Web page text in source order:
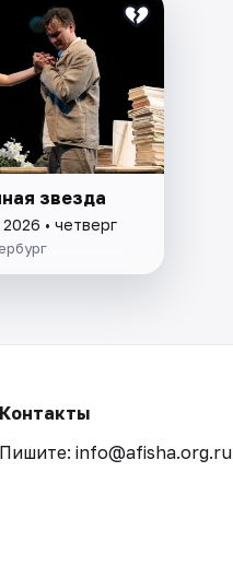
звезда
• четверг
Контакты
Пишите: info@afisha.org.ru